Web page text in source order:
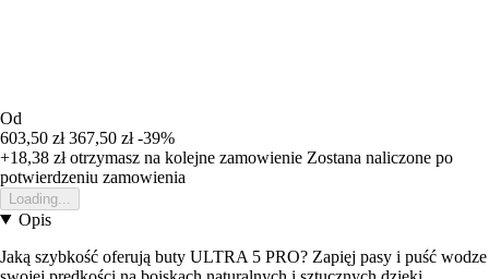
Od
603,50 zł 367,50 zł -39%
+18,38 złotrzymasz na kolejne zamowienie Zostana naliczone po
potwierdzeniu zamowienia
Loading...
Opis
Jaką szybkość oferują buty ULTRA 5 PRO? Zapięj pasy i puść wodze